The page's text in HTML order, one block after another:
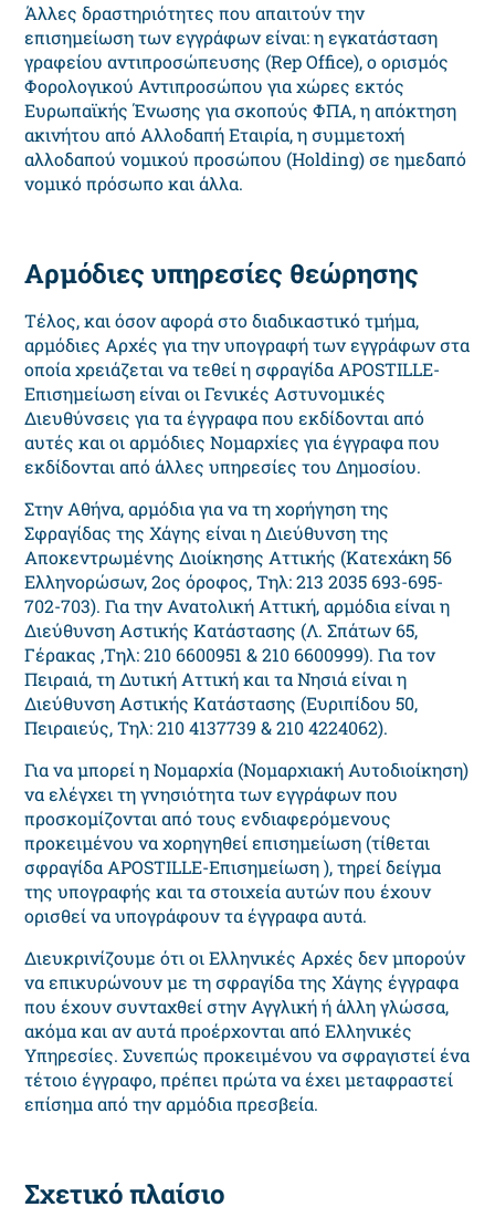
Άλλες δραστηριότητες που απαιτούν την
επισημείωση των εγγράφων είναι: η εγκατάσταση
γραφείου αντιπροσώπευσης (Rep Office), ο ορισμός
Φορολογικού Αντιπροσώπου για χώρες εκτός
Ευρωπαϊκής Ένωσης για σκοπούς ΦΠΑ, η απόκτηση
ακινήτου από Αλλοδαπή Εταιρία, η συμμετοχή
αλλοδαπού νομικού προσώπου (Holding) σε ημεδαπό
νομικό πρόσωπο και άλλα.
Αρμόδιες υπηρεσίες θεώρησης
Τέλος, και όσον αφορά στο διαδικαστικό τμήμα,
αρμόδιες Αρχές για την υπογραφή των εγγράφων στα
οποία χρειάζεται να τεθεί η σφραγίδα APOSTILLE-
Επισημείωση είναι οι Γενικές Αστυνομικές
Διευθύνσεις για τα έγγραφα που εκδίδονται από
αυτές και οι αρμόδιες Νομαρχίες για έγγραφα που
εκδίδονται από άλλες υπηρεσίες του Δημοσίου.
Στην Αθήνα, αρμόδια για να τη χορήγηση της
Σφραγίδας της Χάγης είναι η Διεύθυνση της
Αποκεντρωμένης Διοίκησης Αττικής (Κατεχάκη 56
Ελληνορώσων, 2ος όροφος, Τηλ: 213 2035 693-695-
702-703). Για την Ανατολική Αττική, αρμόδια είναι η
Διεύθυνση Αστικής Κατάστασης (Λ. Σπάτων 65,
Γέρακας ,Τηλ: 210 6600951 & 210 6600999). Για τον
Πειραιά, τη Δυτική Αττική και τα Νησιά είναι η
Διεύθυνση Αστικής Κατάστασης (Ευριπίδου 50,
Πειραιεύς, Τηλ: 210 4137739 & 210 4224062).
Για να μπορεί η Νομαρχία (Νομαρχιακή Αυτοδιοίκηση)
να ελέγχει τη γνησιότητα των εγγράφων που
προσκομίζονται από τους ενδιαφερόμενους
προκειμένου να χορηγηθεί επισημείωση (τίθεται
σφραγίδα APOSTILLE-Επισημείωση ), τηρεί δείγμα
της υπογραφής και τα στοιχεία αυτών που έχουν
ορισθεί να υπογράφουν τα έγγραφα αυτά.
Διευκρινίζουμε ότι οι Ελληνικές Αρχές δεν μπορούν
να επικυρώνουν με τη σφραγίδα της Χάγης έγγραφα
που έχουν συνταχθεί στην Αγγλική ή άλλη γλώσσα,
ακόμα και αν αυτά προέρχονται από Ελληνικές
Υπηρεσίες. Συνεπώς προκειμένου να σφραγιστεί ένα
τέτοιο έγγραφο, πρέπει πρώτα να έχει μεταφραστεί
επίσημα από την αρμόδια πρεσβεία.
Σχετικό πλαίσιο